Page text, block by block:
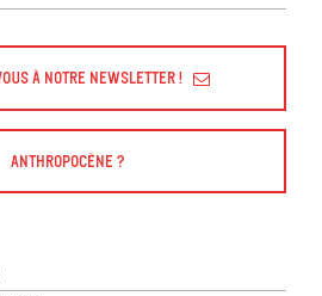
à Notre Newsletter !
Anthropocène ?